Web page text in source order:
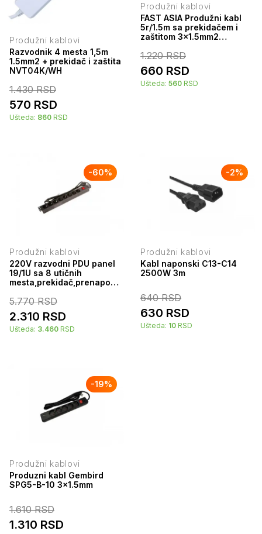
Produžni kablovi
Razvodnik 4 mesta 1,5m
1.5mm2 + prekidač i zaštita
NVT04K/WH
1.430RSD
570 RSD
Ušteda: 860 RSD
Produžni kablovi
FAST ASIA Produžni kabl
5r/1.5m sa prekidačem i
zaštitom 3x1.5mm2
1.220RSD
660 RSD
Ušteda: 560 RSD
-60%
Produžni kablovi
220V razvodni PDU panel
19/1U sa 8 utičnih
mesta,prekidač,prenaponska
5.770RSD
2.310 RSD
Ušteda: 3.460 RSD
-2%
Produžni kablovi
Kabl naponski C13-C14
2500W 3m
640RSD
630 RSD
Ušteda: 10 RSD
-19%
Produžni kablovi
Produzni kabl Gembird
SPG5-B-10 3x1.5mm
1.610RSD
1.310 RSD